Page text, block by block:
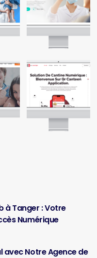
à Tanger : Votre
Numérique
avec Notre Agence de